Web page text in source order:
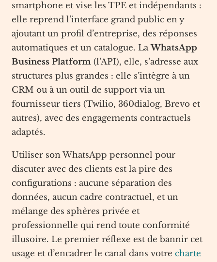
smartphone et vise les TPE et indépendants :
elle reprend l’interface grand public en y
ajoutant un profil d’entreprise, des réponses
automatiques et un catalogue. LaWhatsApp
Business Platform (l’API), elle, s’adresse aux
structures plus grandes : elle s’intègre à un
CRM ou à un outil de support via un
fournisseur tiers (Twilio, 360dialog, Brevo et
autres), avec des engagements contractuels
adaptés.
Utiliser son WhatsApp personnel pour
discuter avec des clients est la pire des
configurations : aucune séparation des
données, aucun cadre contractuel, et un
mélange des sphères privée et
professionnelle qui rend toute conformité
illusoire. Le premier réflexe est de bannir cet
usage et d’encadrer le canal dans votre charte